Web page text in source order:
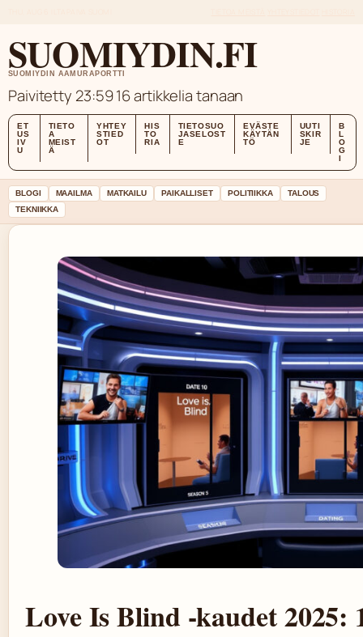
SUOMIYDIN.FI
SUOMIYDIN AAMURAPORTTI
Paivitetty 23:5916 artikkelia tanaan
ET
US
IV
U
TIETO
A
MEIST
Ä
YHTEY
STIED
OT
HIS
TO
RIA
TIETOSUO
JASELOST
E
EVÄSTE
KÄYTÄN
TÖ
UUTI
SKIR
JE
B
L
O
G
I
BLOGI MAAILMA MATKAILU PAIKALLISET POLITIIKKA
TALOUS
TEKNIIKKA
Love Is Blind -kaudet 2025: